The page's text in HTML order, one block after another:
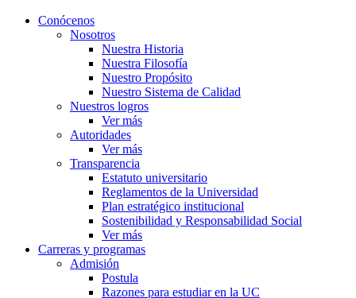
search
Menu
Conócenos
Nosotros
Nuestra Historia
Nuestra Filosofía
Nuestro Propósito
Nuestro Sistema de Calidad
Nuestros logros
Ver más
Autoridades
Ver más
Transparencia
Estatuto universitario
Reglamentos de la Universidad
Plan estratégico institucional
Sostenibilidad y Responsabilidad Social
Ver más
Carreras y programas
Admisión
Postula
Razones para estudiar en la UC